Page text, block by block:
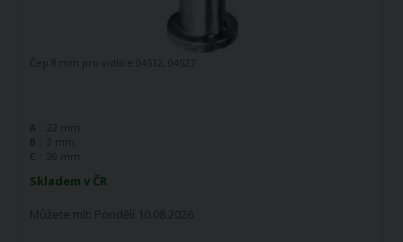
Skladem v ČR
Můžete mít: Pondělí 10.08.2026
Čep 8 mm pro vidlice 04512, 04527
A :
22 mm
B :
2 mm
C :
20 mm